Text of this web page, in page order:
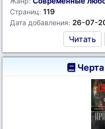
Страниц: 119
Дата добавления: 26-07-
Читать
Черта